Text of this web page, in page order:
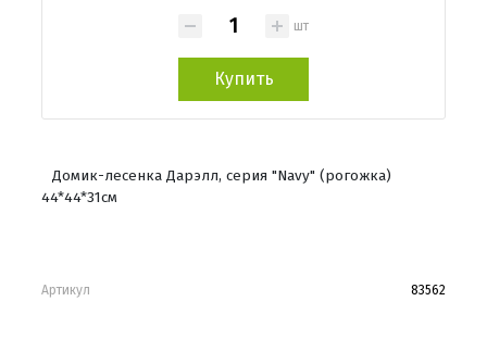
шт
Купить
Домик-лесенка Дарэлл, серия "Navy" (рогожка)
44*44*31см
Артикул 83562